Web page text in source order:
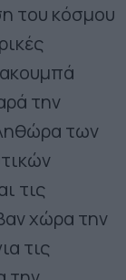
του κόσμου
την
των
τις
χώρα την
τις